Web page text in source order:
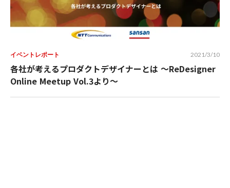
イベントレポート 2021/3/10
各社が考えるプロダクトデザイナーとは 〜ReDesigner
Online Meetup Vol.3より〜